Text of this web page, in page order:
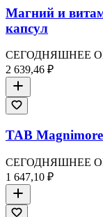
Магний и
капсул
СЕГОДНЯШНЕЕ
2 639,46 ₽
TAB
СЕГОДНЯШНЕЕ
1 647,10 ₽